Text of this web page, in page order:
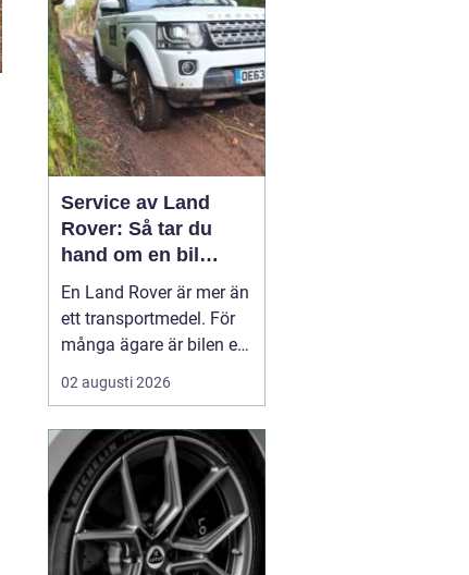
Service av Land
Rover: Så tar du
hand om en bil
byggd för tuffa
uppdrag
En Land Rover är mer än
ett transportmedel. För
många ägare är bilen ett
arbetsredskap, ett
fritidsprojekt och en del
spelar service en
avgörande roll. Rätt
skött kan...
02 augusti 2026